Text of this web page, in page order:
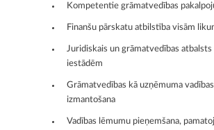
Kompetentie grāmatvedības
Finanšu pārskatu atbilstība visām
Juridiskais un grāmatvedības atbalsts
iestādēm
Grāmatvedības kā uzņēmuma
izmantošana
Vadības lēmumu pieņemšana,